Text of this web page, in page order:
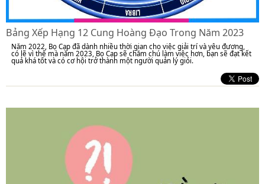
Bảng Xếp Hạng 12 Cung Hoàng Đạo Trong Năm 2023
Năm 2022, Bọ Cạp đã dành nhiều thời gian cho việc giải trí và yêu đương,
có lẽ vì thế mà năm 2023, Bọ Cạp sẽ chăm chú làm việc hơn, bạn sẽ đạt kết
quả khá tốt và có cơ hội trở thành một người quản lý giỏi.